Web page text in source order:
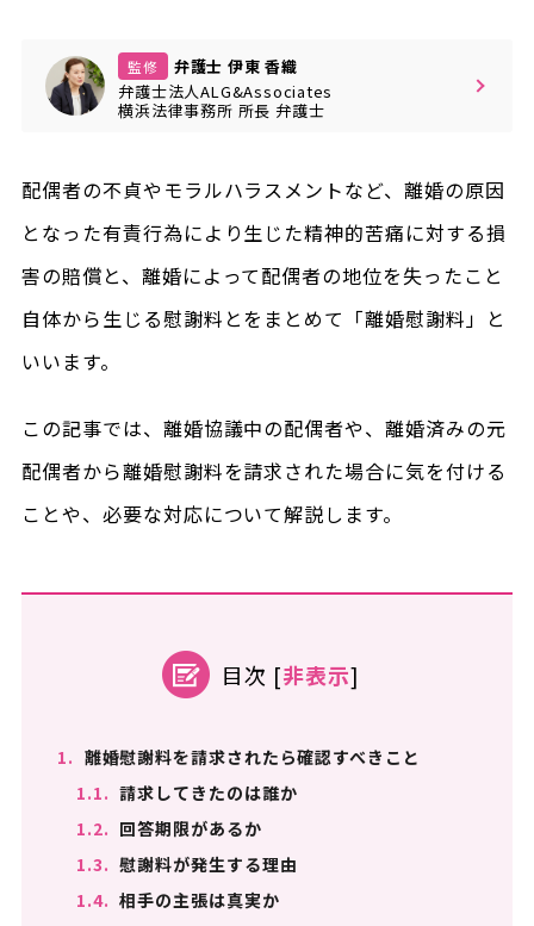
監修
弁護士 伊東 香織
弁護士法人ALG&Associates
横浜法律事務所 所長 弁護士
配偶者の不貞やモラルハラスメントなど、離婚の原因
となった有責行為により生じた精神的苦痛に対する損
害の賠償と、離婚によって配偶者の地位を失ったこと
自体から生じる慰謝料とをまとめて「離婚慰謝料」と
いいます。
この記事では、離婚協議中の配偶者や、離婚済みの元
配偶者から離婚慰謝料を請求された場合に気を付ける
ことや、必要な対応について解説します。
目次 [非表示]
1. 離婚慰謝料を請求されたら確認すべきこと
1.1. 請求してきたのは誰か
1.2. 回答期限があるか
1.3. 慰謝料が発生する理由
1.4. 相手の主張は真実か